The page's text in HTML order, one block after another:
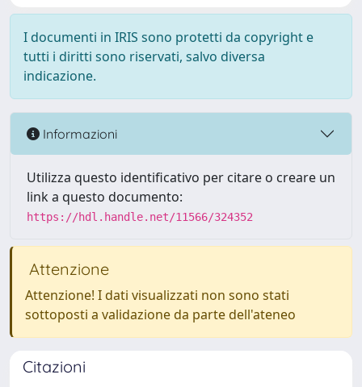
I documenti in IRIS sono protetti da copyright e
tutti i diritti sono riservati, salvo diversa
indicazione.
Informazioni
Utilizza questo identificativo per citare o creare un
link a questo documento:
https://hdl.handle.net/11566/324352
Attenzione
Attenzione! I dati visualizzati non sono stati
sottoposti a validazione da parte dell'ateneo
Citazioni